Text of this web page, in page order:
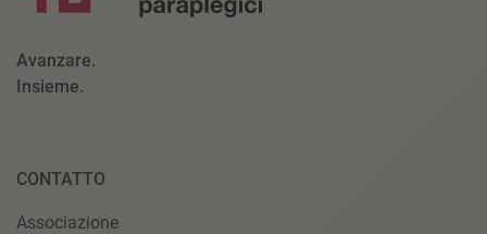
Avanzare.
Insieme.
CONTATTO
Associazione